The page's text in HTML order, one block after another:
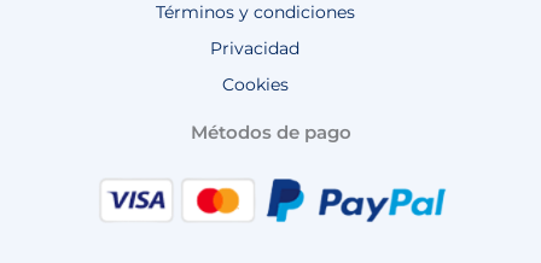
Términos y condiciones
Privacidad
Cookies
Métodos de pago